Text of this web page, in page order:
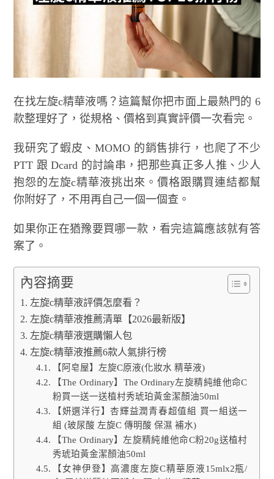
在找左旋c精華液嗎？這篇幫你把市面上最熱門的 6
款整理好了，從規格、價格到真實評價一次看完。
我研究了蝦皮、MOMO 的銷售排行，也爬了不少
PTT 跟 Dcard 的討論串，把那些真正多人推、少人
抱怨的左旋c精華液挑出來。價格跟購買連結都幫
你附好了，不用再自己一個一個查。
如果你正在猶豫要買哪一款，看完這篇應該就有答
案了。
內容摘要
左旋c精華液評價怎麼看？
左旋c精華液推薦清單【2026最新版】
左旋c精華液選購懶人包
左旋c精華液推薦6款人氣排行榜
【阿皂屋】左旋C原液(化妝水 精華液)
【The Ordinary】The Ordinary左旋精純維他命C
粉買一送一送植村秀琥珀黃金潔顏油50ml
【妍選洋行】杏輝益潤青春超值組 買一組送一
組 (玻尿酸 左旋C 傳明酸 保濕 補水)
【The Ordinary】左旋精純維他命C粉20g送植村
秀琥珀黃金潔顏油50ml
【女神伊登】高濃度左旋C精華原液15mlx2瓶/